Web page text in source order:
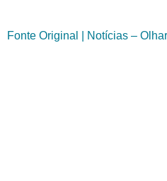
Fonte Original | Notícias –